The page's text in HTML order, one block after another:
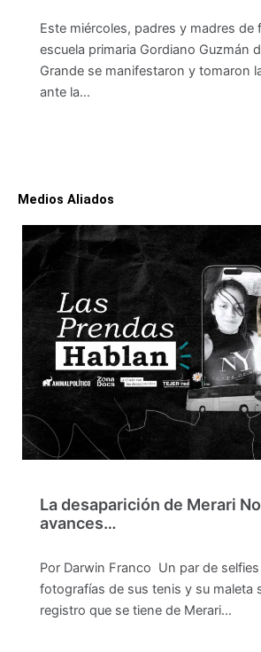
Este miércoles, padres y madres de
escuela primaria Gordiano Guzmán
Grande se manifestaron y tomaron
ante la…
Medios Aliados
La desaparición de Merari
avances…
Por Darwin Franco Un par de
fotografías de sus tenis y su maleta
registro que se tiene de Merari…